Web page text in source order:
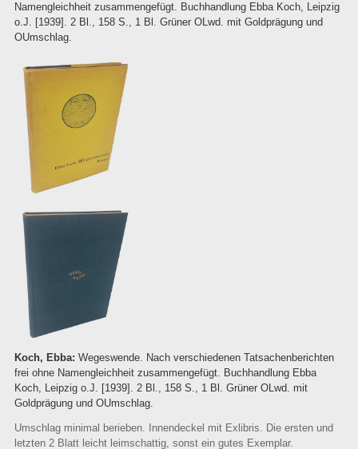
Privacy Policy
Imprint
Namengleichheit zusammengefügt. Buchhandlung Ebba Koch, Leipzig
o.J. [1939]. 2 Bl., 158 S., 1 Bl. Grüner OLwd. mit Goldprägung und
OUmschlag.
Koch, Ebba: Wegeswende. Nach verschiedenen Tatsachenberichten
frei ohne Namengleichheit zusammengefügt. Buchhandlung Ebba
Koch, Leipzig o.J. [1939]. 2 Bl., 158 S., 1 Bl. Grüner OLwd. mit
Goldprägung und OUmschlag.
Umschlag minimal berieben. Innendeckel mit Exlibris. Die ersten und
letzten 2 Blatt leicht leimschattig, sonst ein gutes Exemplar.